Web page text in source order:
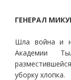
ГЕНЕРАЛ
Шла война и
Академии
уборку хлопка.